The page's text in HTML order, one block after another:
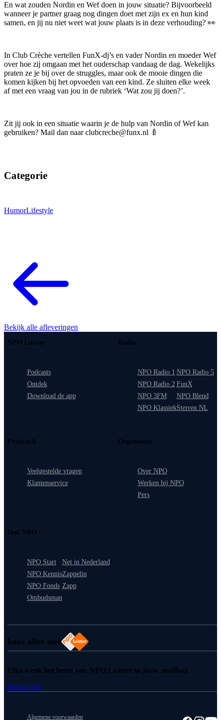
En wat zouden Nordin en Wef doen in jouw situatie? Bijvoorbeeld
wanneer je partner graag nog dingen doet met zijn ex en hun kind
samen, en jij nu niet weet wat jouw plaats is in deze verhouding? 👀
In Club Crèche vertellen FunX-dj’s en vader Nordin en moeder Wef
over hoe zij omgaan met het ouderschap vandaag de dag. Wekelijks
praten ze je bij over de struggles, maar ook de mooie dingen die
komen kijken bij het opvoeden van een kind. Ze sluiten elke week
af met een vraag van jou in de rubriek ‘Wat zou jij doen?’.
Zit jij ook in een situatie waarin je de hulp van Nordin of Wef kan
gebruiken? Mail dan naar clubcreche@funx.nl 🍼
Categorie
HumorLifestyle
Bekijk alle afleveringen
hoor alles met
NPO Luister
Podcasts
Ontdek
Download de app
Radio
NPO Radio 1
NPO Radio 2
NPO 3FM
NPO Klassiek
NPO Radio 5
FunX
NPO Blend
Sterren NL
Praktisch
Veelgestelde vragen
Klantenservice
Organisatie
Over NPO
Werken bij NPO
Pers
Ook NPO
NPO Start
NPO Kennis
NPO Fonds
Ombudsman
Net in Nederland
Zappelin
Zapp
Elke week het beste van NPO Luister in jouw mailbox
Inschrijven
Algemene voorwaarden